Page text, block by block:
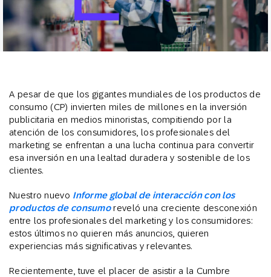
A pesar de que los gigantes mundiales de los productos de
consumo (CP) invierten miles de millones en la inversión
publicitaria en medios minoristas, compitiendo por la
atención de los consumidores, los profesionales del
marketing se enfrentan a una lucha continua para convertir
esa inversión en una lealtad duradera y sostenible de los
clientes.
Nuestro nuevo Informe global de interacción con los
productos de consumoreveló una creciente desconexión
entre los profesionales del marketing y los consumidores:
estos últimos no quieren más anuncios, quieren
experiencias más significativas y relevantes.
Recientemente, tuve el placer de asistir a la Cumbre